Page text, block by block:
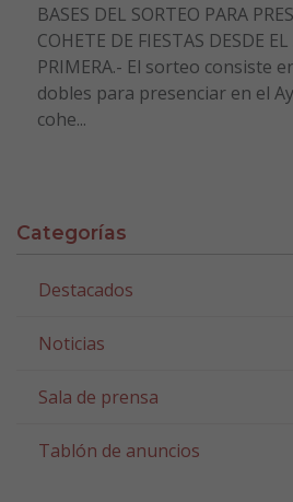
BASES DEL SORTEO PARA
COHETE DE FIESTAS DESDE
PRIMERA.- El sorteo consiste
dobles para presenciar en el
cohe...
Categorías
Destacados
Noticias
Sala de prensa
Tablón de anuncios